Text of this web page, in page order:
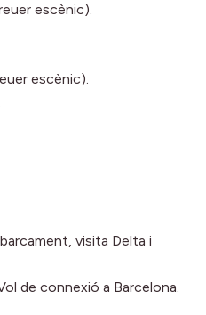
escènic).
escènic).
visita Delta i
de connexió a Barcelona.